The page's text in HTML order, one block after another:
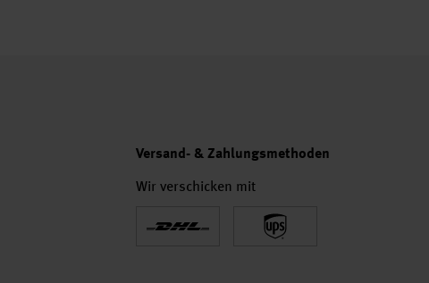
Versand- & Zahlungsmethoden
Wir verschicken mit